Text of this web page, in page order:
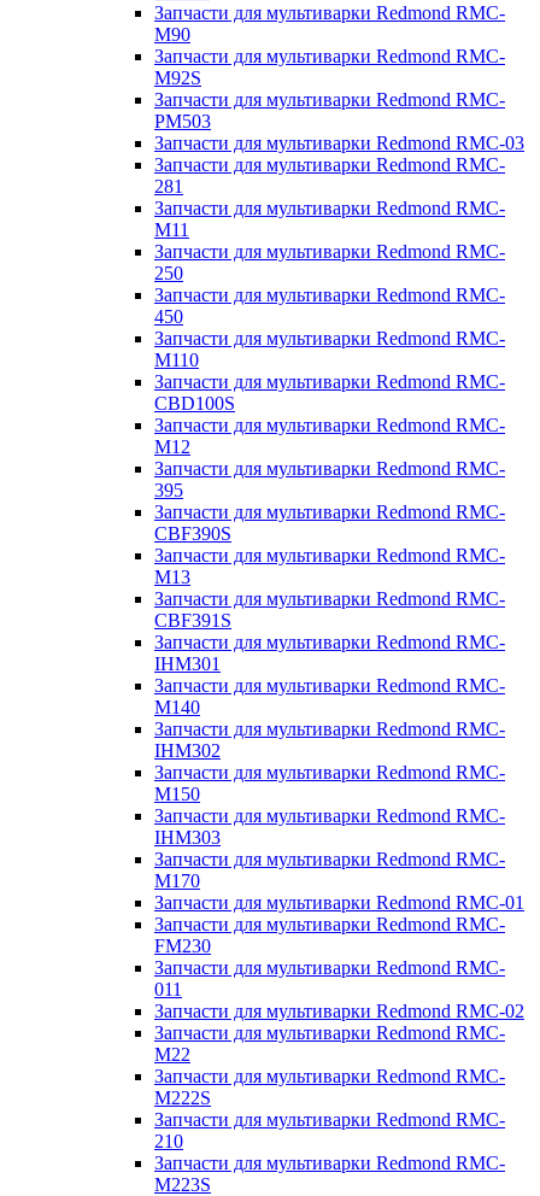
Запчасти для мультиварки Redmond RMC-
M90
Запчасти для мультиварки Redmond RMC-
M92S
Запчасти для мультиварки Redmond RMC-
PM503
Запчасти для мультиварки Redmond RMC-03
Запчасти для мультиварки Redmond RMC-
281
Запчасти для мультиварки Redmond RMC-
M11
Запчасти для мультиварки Redmond RMC-
250
Запчасти для мультиварки Redmond RMC-
450
Запчасти для мультиварки Redmond RMC-
M110
Запчасти для мультиварки Redmond RMC-
CBD100S
Запчасти для мультиварки Redmond RMC-
M12
Запчасти для мультиварки Redmond RMC-
395
Запчасти для мультиварки Redmond RMC-
CBF390S
Запчасти для мультиварки Redmond RMC-
M13
Запчасти для мультиварки Redmond RMC-
CBF391S
Запчасти для мультиварки Redmond RMC-
IHM301
Запчасти для мультиварки Redmond RMC-
M140
Запчасти для мультиварки Redmond RMC-
IHM302
Запчасти для мультиварки Redmond RMC-
M150
Запчасти для мультиварки Redmond RMC-
IHM303
Запчасти для мультиварки Redmond RMC-
M170
Запчасти для мультиварки Redmond RMC-01
Запчасти для мультиварки Redmond RMC-
FM230
Запчасти для мультиварки Redmond RMC-
011
Запчасти для мультиварки Redmond RMC-02
Запчасти для мультиварки Redmond RMC-
M22
Запчасти для мультиварки Redmond RMC-
M222S
Запчасти для мультиварки Redmond RMC-
210
Запчасти для мультиварки Redmond RMC-
M223S